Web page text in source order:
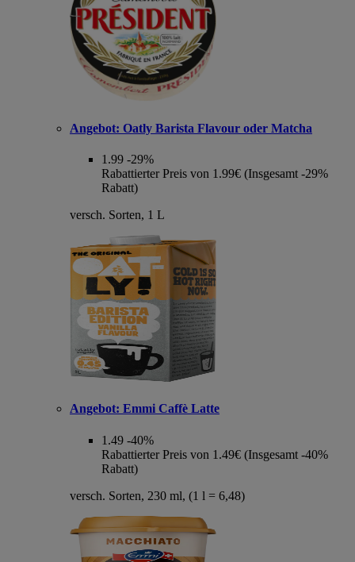
Angebot: Oatly Barista Flavour oder Matcha
1.99 -29%
Rabattierter Preis von 1.99€ (Insgesamt -29%
Rabatt)
versch. Sorten, 1 L
Angebot: Emmi Caffè Latte
1.49 -40%
Rabattierter Preis von 1.49€ (Insgesamt -40%
Rabatt)
versch. Sorten, 230 ml, (1 l = 6,48)